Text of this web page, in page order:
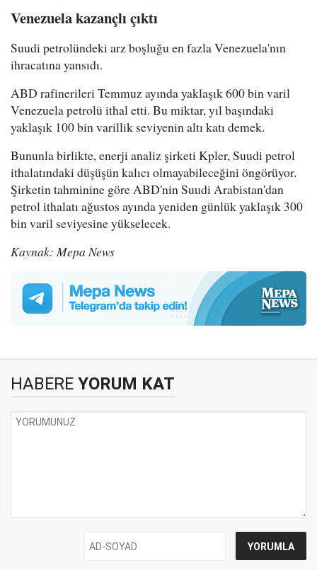
Venezuela kazançlı çıktı
Suudi petrolündeki arz boşluğu en fazla Venezuela'nın
ihracatına yansıdı.
ABD rafinerileri Temmuz ayında yaklaşık 600 bin varil
Venezuela petrolü ithal etti. Bu miktar, yıl başındaki
yaklaşık 100 bin varillik seviyenin altı katı demek.
Bununla birlikte, enerji analiz şirketi Kpler, Suudi petrol
ithalatındaki düşüşün kalıcı olmayabileceğini öngörüyor.
Şirketin tahminine göre ABD'nin Suudi Arabistan'dan
petrol ithalatı ağustos ayında yeniden günlük yaklaşık 300
bin varil seviyesine yükselecek.
Kaynak: Mepa News
HABERE YORUM KAT